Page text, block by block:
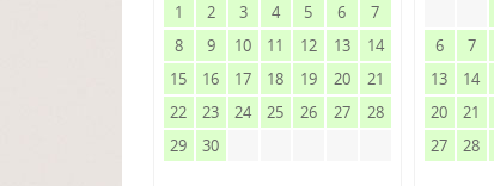
1
2 3 4 5 6
7
8
9 10 11 12 13
14
15
16 17 18 19 20
21
22
23 24 25 26 27
28
29
30
6
7
13
14
20
21
27
28